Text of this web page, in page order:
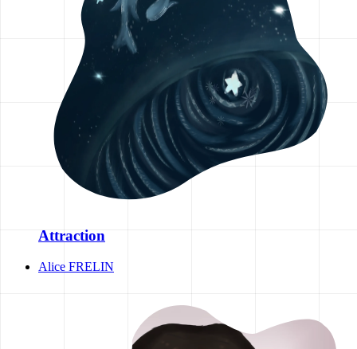
Attraction
Alice FRELIN